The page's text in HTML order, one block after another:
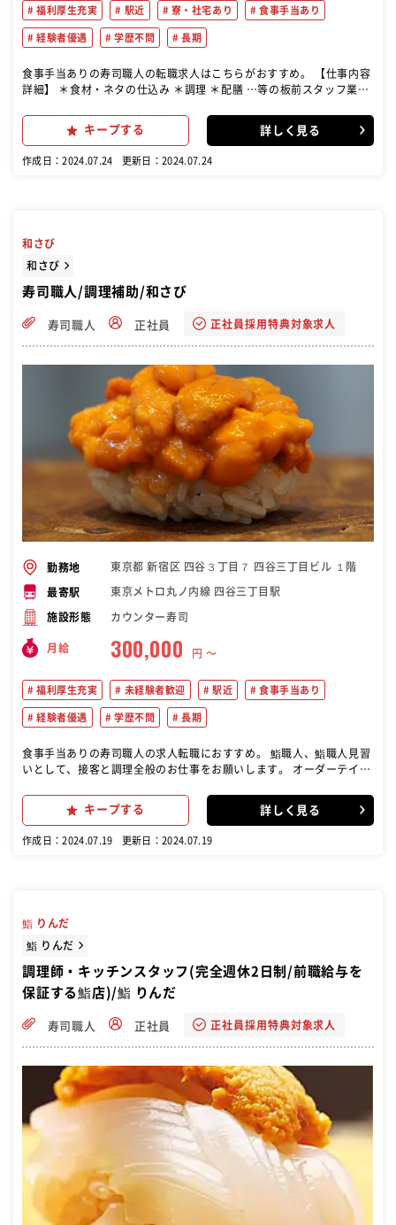
福利厚生充実 駅近 寮・社宅あり 食事手当あり
経験者優遇 学歴不問 長期
食事手当ありの寿司職人の転職求人はこちらがおすすめ。 【仕事内容
詳細】 ＊食材・ネタの仕込み ＊調理 ＊配膳 …等の板前スタッフ業務
ッフとしての業務があります。
キープする 詳しく見る
作成日：2024.07.24 更新日：2024.07.24
和さび
和さび
寿司職人/調理補助/和さび
寿司職人 正社員 正社員採用特典対象求人
勤務地 東京都 新宿区 四谷３丁目７ 四谷三丁目ビル １階
最寄駅 東京メトロ丸ノ内線 四谷三丁目駅
施設形態 カウンター寿司
月給 300,000 円 〜
福利厚生充実 未経験者歓迎 駅近 食事手当あり
経験者優遇 学歴不問 長期
食事手当ありの寿司職人の求人転職におすすめ。 鮨職人、鮨職人見習
いとして、接客と調理全般のお仕事をお願いします。 オーダーテイク
していきましょう！
キープする 詳しく見る
作成日：2024.07.19 更新日：2024.07.19
鮨 りんだ
鮨 りんだ
調理師・キッチンスタッフ(完全週休2日制/前職給与を
保証する鮨店)/鮨 りんだ
寿司職人 正社員 正社員採用特典対象求人